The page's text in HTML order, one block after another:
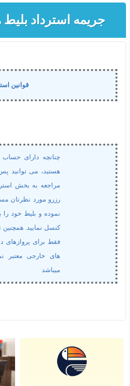
جریمه استرداد
قوانین
چنانچه دارای
هستید، می توانید
مراجعه به بخش
رزرو مورد نظرتان
نموده و بلیط خود
کنسل نمایید. همچنین
فقط برای پروازهای
های خارجی معتبر
میباشد